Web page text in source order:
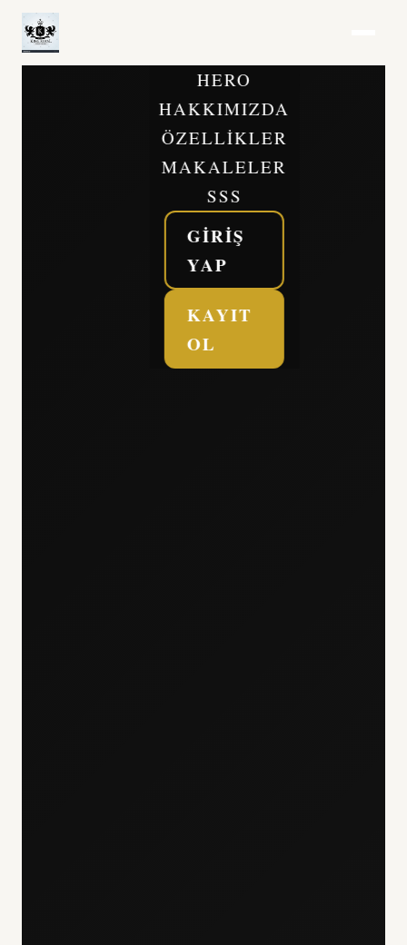
HERO
HAKKIMIZDA
ÖZELLIKLER
MAKALELER
SSS
GIRIŞ
YAP
KAYIT
OL